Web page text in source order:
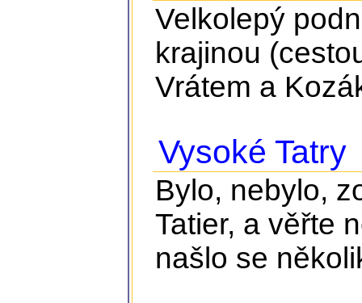
Velkolepý
krajinou
Vrátem a
Vysoké Tatry
Bylo, nebylo,
Tatier, a věřte
našlo se